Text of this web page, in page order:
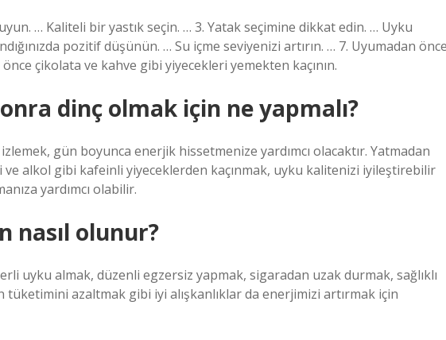
… Kaliteli bir yastık seçin. … 3. Yatak seçimine dikkat edin. … Uyku
pozitif düşünün. … Su içme seviyenizi artırın. … 7. Uyumadan önce
çikolata ve kahve gibi yiyecekleri yemekten kaçının.
dinç olmak için ne yapmalı?
gün boyunca enerjik hissetmenize yardımcı olacaktır. Yatmadan
alkol gibi kafeinli yiyeceklerden kaçınmak, uyku kalitenizi iyileştirebilir
yardımcı olabilir.
nasıl olunur?
uyku almak, düzenli egzersiz yapmak, sigaradan uzak durmak, sağlıklı
azaltmak gibi iyi alışkanlıklar da enerjimizi artırmak için